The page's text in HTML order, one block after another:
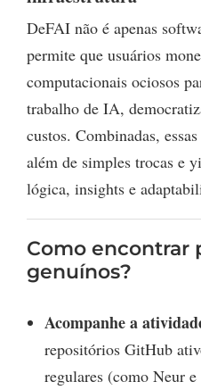
DeFAI não é apenas
permite que usuários
computacionais ociosos
trabalho de IA,
custos. Combinadas,
além de simples trocas e
lógica, insights e
Como encontrar
genuínos?
Acompanhe a
repositórios GitHub
regulares (como Neur